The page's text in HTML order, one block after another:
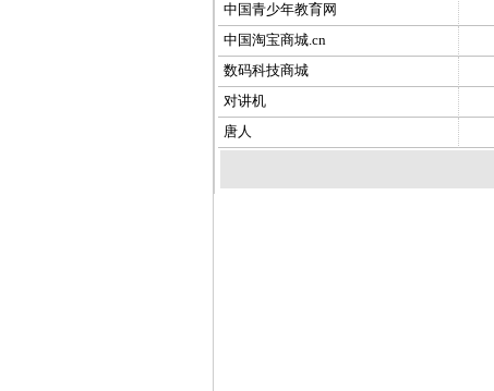
中国青少年教育网
中国淘宝商城.cn
数码科技商城
对讲机
唐人